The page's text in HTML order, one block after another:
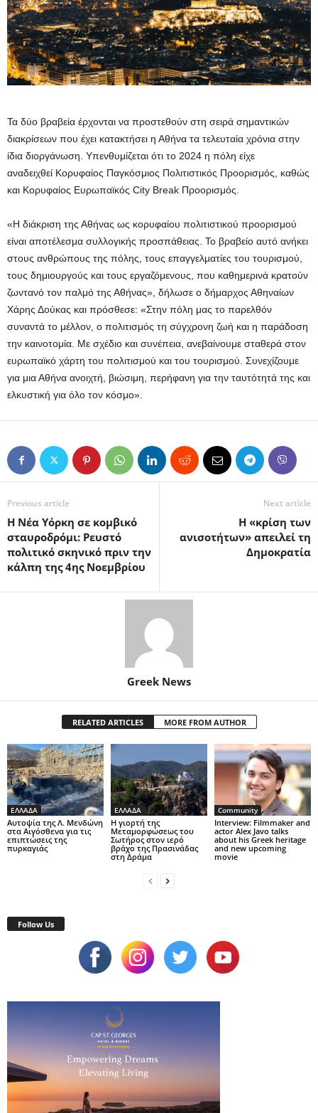
Τα δύο βραβεία έρχονται να προστεθούν στη σειρά σημαντικών
διακρίσεων που έχει κατακτήσει η Αθήνα τα τελευταία χρόνια στην
ίδια διοργάνωση. Υπενθυμίζεται ότι το 2024 η πόλη είχε
αναδειχθεί Κορυφαίος Παγκόσμιος Πολιτιστικός Προορισμός, καθώς
και Κορυφαίος Ευρωπαϊκός City Break Προορισμός.
«Η διάκριση της Αθήνας ως κορυφαίου πολιτιστικού προορισμού
είναι αποτέλεσμα συλλογικής προσπάθειας. Το βραβείο αυτό ανήκει
στους ανθρώπους της πόλης, τους επαγγελματίες του τουρισμού,
τους δημιουργούς και τους εργαζόμενους, που καθημερινά κρατούν
ζωντανό τον παλμό της Αθήνας», δήλωσε ο δήμαρχος Αθηναίων
Χάρης Δούκας και πρόσθεσε: «Στην πόλη μας το παρελθόν
συναντά το μέλλον, ο πολιτισμός τη σύγχρονη ζωή και η παράδοση
την καινοτομία. Με σχέδιο και συνέπεια, ανεβαίνουμε σταθερά στον
ευρωπαϊκό χάρτη του πολιτισμού και του τουρισμού. Συνεχίζουμε
για μια Αθήνα ανοιχτή, βιώσιμη, περήφανη για την ταυτότητά της και
ελκυστική για όλο τον κόσμο».
Previous article
Η Νέα Υόρκη σε κομβικό
σταυροδρόμι: Ρευστό
πολιτικό σκηνικό πριν την
κάλπη της 4ης Νοεμβρίου
Next article
Η «κρίση των
ανισοτήτων» απειλεί τη
Δημοκρατία
Greek News
RELATED ARTICLES MORE FROM AUTHOR
ΕΛΛΑΔΑ
Αυτοψία της Λ. Μενδώνη
στα Αιγόσθενα για τις
επιπτώσεις της
πυρκαγιάς
ΕΛΛΑΔΑ
Η γιορτή της
Μεταμορφώσεως του
Σωτήρος στον ιερό
βράχο της Πρασινάδας
στη Δράμα
Community
Interview: Filmmaker and
actor Alex Javo talks
about his Greek heritage
and new upcoming
movie
Follow Us